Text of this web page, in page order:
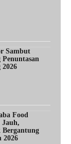
Sambut
2026
Food
Jauh,
Bergantung
2026